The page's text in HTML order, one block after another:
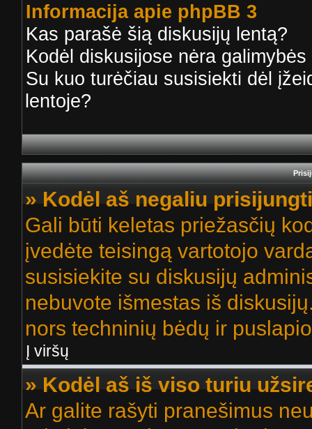
Informacija apie phpBB 3
Kas parašė šią diskusijų lentą?
Kodėl diskusijose nėra galimybės
Su kuo turėčiau susisiekti dėl
lentoje?
» Kodėl aš negaliu
Gali būti keletas priežasčių
įvedėte teisingą vartotojo
susisiekite su diskusijų
nebuvote išmestas iš
nors techninių bėdų ir
Į viršų
» Kodėl aš iš viso turiu
Ar galite rašyti pranešimus